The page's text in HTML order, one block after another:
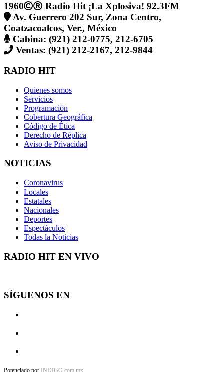
1960
Radio Hit ¡La Xplosiva! 92.3FM
Av. Guerrero 202 Sur, Zona Centro,
Coatzacoalcos, Ver., México
Cabina: (921) 212-0775, 212-6705
Ventas: (921) 212-2167, 212-9844
RADIO HIT
Quienes somos
Servicios
Programación
Cobertura Geográfica
Código de Ética
Derecho de Réplica
Aviso de Privacidad
NOTICIAS
Coronavirus
Locales
Estatales
Nacionales
Deportes
Espectáculos
Todas la Noticias
RADIO HIT EN VIVO
SÍGUENOS EN
Potenciado por INDIGO.com.mx